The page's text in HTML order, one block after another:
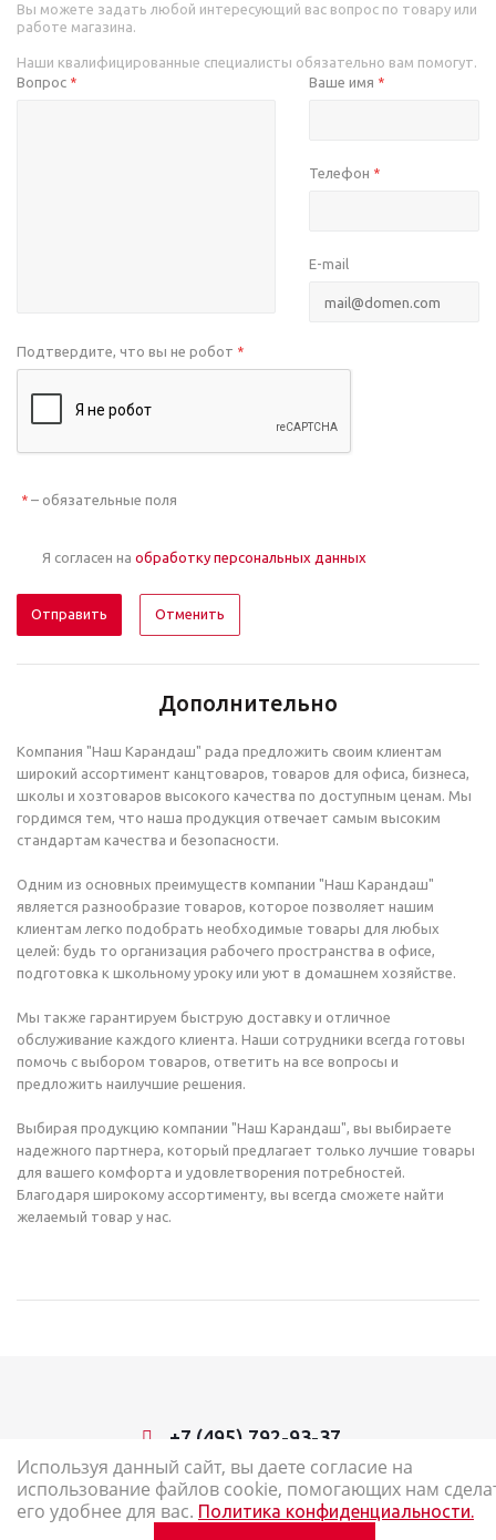
Вы можете задать любой интересующий вас вопрос по товару или
работе магазина.
Наши квалифицированные специалисты обязательно вам помогут.
Вопрос * Ваше имя *
Телефон *
E-mail
Подтвердите, что вы не робот *
* – обязательные поля
Я согласен на обработку персональных данных
Отменить
Дополнительно
Компания "Наш Карандаш" рада предложить своим клиентам
широкий ассортимент канцтоваров, товаров для офиса, бизнеса,
школы и хозтоваров высокого качества по доступным ценам. Мы
гордимся тем, что наша продукция отвечает самым высоким
стандартам качества и безопасности.
Одним из основных преимуществ компании "Наш Карандаш"
является разнообразие товаров, которое позволяет нашим
клиентам легко подобрать необходимые товары для любых
целей: будь то организация рабочего пространства в офисе,
подготовка к школьному уроку или уют в домашнем хозяйстве.
Мы также гарантируем быструю доставку и отличное
обслуживание каждого клиента. Наши сотрудники всегда готовы
помочь с выбором товаров, ответить на все вопросы и
предложить наилучшие решения.
Выбирая продукцию компании "Наш Карандаш", вы выбираете
надежного партнера, который предлагает только лучшие товары
для вашего комфорта и удовлетворения потребностей.
Благодаря широкому ассортименту, вы всегда сможете найти
желаемый товар у нас.
+7 (495) 792-93-37
2026 © Наш Карандаш: интернет-магазин канцелярских товаров
Используя данный сайт, вы даете согласие на
использование файлов cookie, помогающих нам
его удобнее для вас. Политика конфиденциальности.